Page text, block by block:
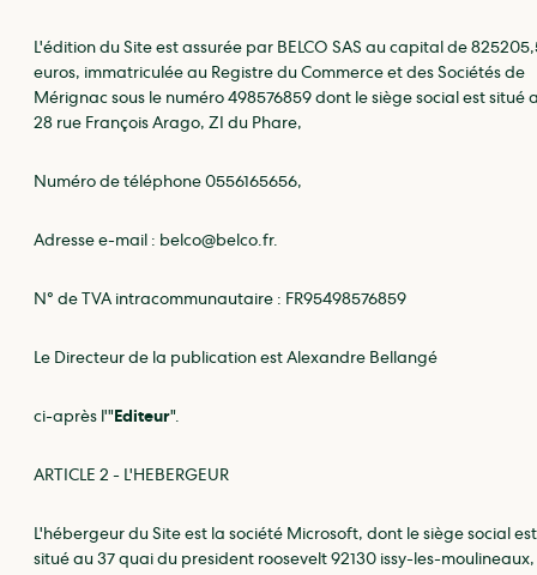
L'édition du Site est assurée par BELCO SAS au capital de
euros, immatriculée au Registre du Commerce et des Sociétés de
Mérignac sous le numéro 498576859 dont le siège social est situé
28 rue François Arago, ZI du Phare,
Numéro de téléphone 0556165656,
Adresse e-mail : belco@belco.fr.
N° de TVA intracommunautaire : FR95498576859
Le Directeur de la publication est Alexandre Bellangé
ci-après l'" Editeur".
ARTICLE 2 - L'HEBERGEUR
L'hébergeur du Site est la société Microsoft, dont le siège social est
situé au 37 quai du president roosevelt 92130 issy-les-moulineaux,